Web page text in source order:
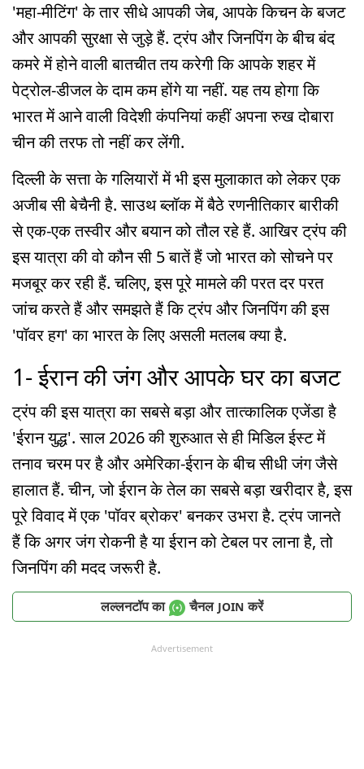
'महा-मीटिंग' के तार सीधे आपकी जेब, आपके किचन के बजट
और आपकी सुरक्षा से जुड़े हैं. ट्रंप और जिनपिंग के बीच बंद
कमरे में होने वाली बातचीत तय करेगी कि आपके शहर में
पेट्रोल-डीजल के दाम कम होंगे या नहीं. यह तय होगा कि
भारत में आने वाली विदेशी कंपनियां कहीं अपना रुख दोबारा
चीन की तरफ तो नहीं कर लेंगी.
दिल्ली के सत्ता के गलियारों में भी इस मुलाकात को लेकर एक
अजीब सी बेचैनी है. साउथ ब्लॉक में बैठे रणनीतिकार बारीकी
से एक-एक तस्वीर और बयान को तौल रहे हैं. आखिर ट्रंप की
इस यात्रा की वो कौन सी 5 बातें हैं जो भारत को सोचने पर
मजबूर कर रही हैं. चलिए, इस पूरे मामले की परत दर परत
जांच करते हैं और समझते हैं कि ट्रंप और जिनपिंग की इस
'पॉवर हग' का भारत के लिए असली मतलब क्या है.
1- ईरान की जंग और आपके घर का बजट
ट्रंप की इस यात्रा का सबसे बड़ा और तात्कालिक एजेंडा है
'ईरान युद्ध'. साल 2026 की शुरुआत से ही मिडिल ईस्ट में
तनाव चरम पर है और अमेरिका-ईरान के बीच सीधी जंग जैसे
हालात हैं. चीन, जो ईरान के तेल का सबसे बड़ा खरीदार है, इस
पूरे विवाद में एक 'पॉवर ब्रोकर' बनकर उभरा है. ट्रंप जानते
हैं कि अगर जंग रोकनी है या ईरान को टेबल पर लाना है, तो
जिनपिंग की मदद जरूरी है.
लल्लनटॉप का चैनल JOIN करें
Advertisement